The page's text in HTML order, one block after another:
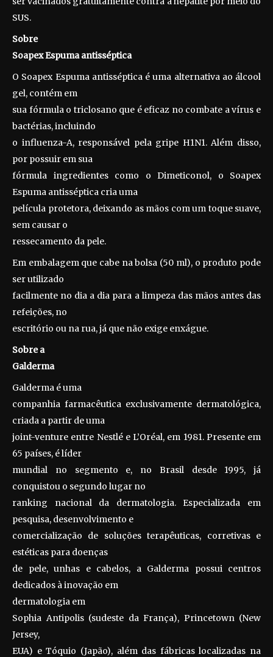
SUS.
Sobre
Soapex Espuma antisséptica
O Soapex Espuma antisséptica é uma alternativa ao álcool
gel, contém em
sua fórmula o triclosano que é eficaz no combate a vírus e
bactérias, incluindo
o influenza-A, responsável pela gripe H1N1. Além disso,
por possuir em sua
fórmula ingredientes como o Dimeticonol, o Soapex
Espuma antisséptica cria uma
película protetora, deixando as mãos com um toque suave,
sem causar o
ressecamento da pele.
Em embalagem que cabe na bolsa (50 ml), o produto pode
ser utilizado
facilmente no dia a dia para a limpeza das mãos antes das
refeições, no
escritório ou na rua, já que não exige enxágue.
Sobre a
Galderma
Galderma é uma
companhia farmacêutica exclusivamente dermatológica,
criada a partir de uma
joint-venture entre Nestlé e L’Oréal, em 1981. Presente em
65 países, é líder
mundial no segmento e, no Brasil desde 1995, já
conquistou o segundo lugar no
ranking nacional da dermatologia. Especializada em
pesquisa, desenvolvimento e
comercialização de soluções terapêuticas, corretivas e
estéticas para doenças
de pele, unhas e cabelos, a Galderma possui centros
dedicados à inovação em
dermatologia em
Sophia Antipolis (sudeste da França), Princetown (New
Jersey,
EUA) e Tóquio (Japão), além das fábricas localizadas na